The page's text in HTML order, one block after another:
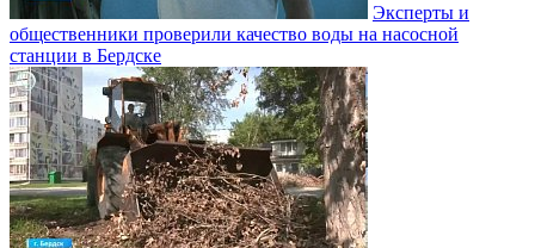
Эксперты и
общественники проверили качество воды на насосной
станции в Бердске